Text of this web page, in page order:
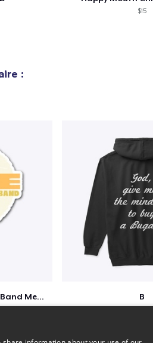
$15
:
Shine - Bobby Thompson Band Merch B